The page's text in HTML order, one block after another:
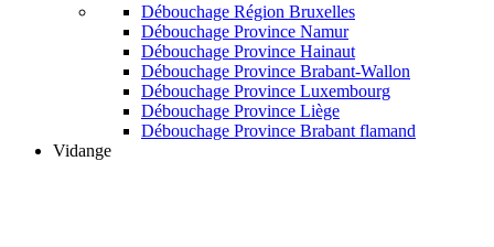
Débouchage Région Bruxelles
Débouchage Province Namur
Débouchage Province Hainaut
Débouchage Province Brabant-Wallon
Débouchage Province Luxembourg
Débouchage Province Liège
Débouchage Province Brabant flamand
Vidange